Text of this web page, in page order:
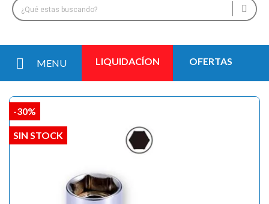
MENU LIQUIDACÍON OFERTAS
-30%
SIN STOCK